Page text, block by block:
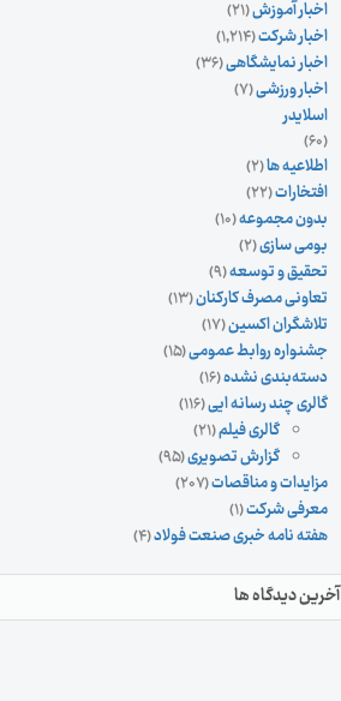
اخبار آموزش(۲۱)
اخبار شرکت(۱,۲۱۴)
اخبار نمایشگاهی(۳۶)
اخبار ورزشی(۷)
اسلایدر
(۶۰)
اطلاعیه ها(۲)
افتخارات(۲۲)
بدون مجموعه(۱۰)
بومی سازی(۲)
تحقیق و توسعه(۹)
تعاونی مصرف کارکنان(۱۳)
تلاشگران اکسین(۱۷)
جشنواره روابط عمومی(۱۵)
دسته‌بندی نشده(۱۶)
گالری چند رسانه ایی(۱۱۶)
گالری فیلم(۲۱)
گزارش تصویری(۹۵)
مزایدات و مناقصات(۲۰۷)
معرفی شرکت(۱)
هفته نامه خبری صنعت فولاد(۴)
آخرین دیدگاه ها